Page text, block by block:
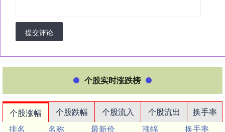
提交评论
个股实时涨跌榜
个股涨幅 个股跌幅 个股流入 个股流出
换手率
排名
名称 最新价 涨幅
换手率